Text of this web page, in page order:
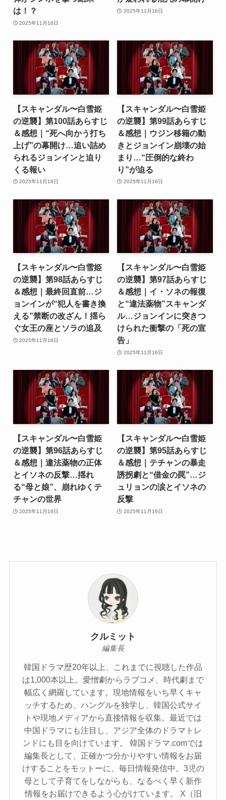
は！？
2025年11月16日
2025年11月16日
【スキャンダル〜白雪姫
の逆襲】第100話あらすじ
＆感想｜“死へ向かう打ち
上げ”の幕開け…追い詰め
られるジョンインと迫り
くる報い
2025年11月16日
【スキャンダル〜白雪姫
の逆襲】第99話あらすじ
＆感想｜ウジン移籍の動
きとジョンイン崩壊の始
まり…“圧倒的な終わ
り”が迫る
2025年11月16日
【スキャンダル〜白雪姫
の逆襲】第98話あらすじ
＆感想｜最終回直前…ジ
ョンインが“犯人を書き換
える”禁断の改ざん！揺ら
ぐ女王の座とソラの追及
2025年11月16日
【スキャンダル〜白雪姫
の逆襲】第97話あらすじ
＆感想｜イ・ソネの報復
と“違法薬物”スキャンダ
ル…ジョンインに突きつ
けられた衝撃の「死の宣
告」
2025年11月16日
【スキャンダル〜白雪姫
の逆襲】第96話あらすじ
＆感想｜違法薬物の正体
とイソネの反撃…揺れ
る“母と娘”、崩れゆくテ
チャンの世界
2025年11月16日
【スキャンダル〜白雪姫
の逆襲】第95話あらすじ
＆感想｜テチャンの暴走
誘拐劇と“借金の罠”…ジ
ュリョンの涙とイソネの
反撃
2025年11月16日
クルミット
編集長
韓国ドラマ歴20年以上、これまでに視聴した作品
は1,000本以上。愛憎劇からラブコメ、時代劇まで
幅広く網羅しています。現地情報をいち早くキャ
ッチするため、ハングルを独学し、韓国公式サイ
トや現地メディアから直接情報を収集。最近では
中国ドラマにも注目し、アジア全体のドラマトレ
ンドにも目を向けています。 韓国ドラマ.comでは
編集長として、正確かつ分かりやすい情報をお届
けすることをモットーに、毎日情報発信中。3児の
母として子育てをしながらも、なるべく早く新作
情報をお届けできるよう心がけています。 X（旧